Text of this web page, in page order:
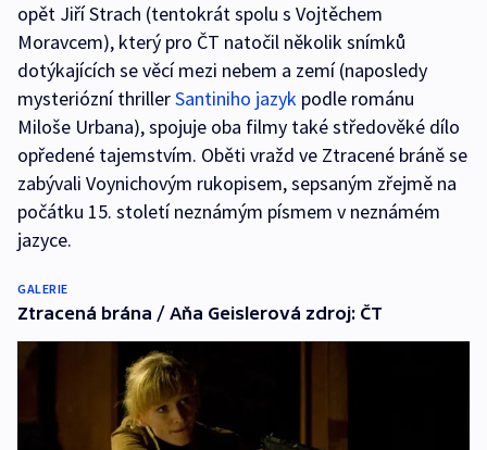
opět Jiří Strach (tentokrát spolu s Vojtěchem
Moravcem), který pro ČT natočil několik snímků
dotýkajících se věcí mezi nebem a zemí (naposledy
mysteriózní thrillerSantiniho jazyk podle románu
Miloše Urbana), spojuje oba filmy také středověké dílo
opředené tajemstvím. Oběti vražd ve Ztracené bráně se
zabývali Voynichovým rukopisem, sepsaným zřejmě na
počátku 15. století neznámým písmem v neznámém
jazyce.
GALERIE
Ztracená brána / Aňa Geislerová zdroj: ČT